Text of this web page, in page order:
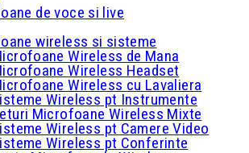
de voce si live
wireless si sisteme
Wireless de Mana
Wireless Headset
Wireless cu Lavaliera
Wireless pt Instrumente
Microfoane Wireless Mixte
Wireless pt Camere Video
Wireless pt Conferinte